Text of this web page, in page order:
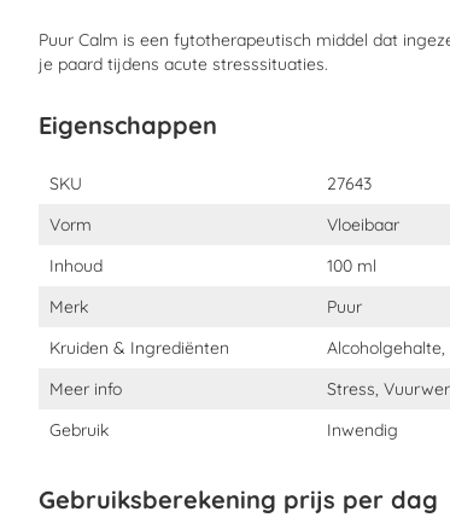
Bezoek van of aan de dierenarts
Angst en stress bij trailer laden
Verhuizing of verandering groepssamenstelling
Verder raden we dit product aan om in te zetten in
tijdens de jaarwisseling.
Hoe moet ik Puur toedienen?
Dosering:
Tenzij arts of therapeut anders voorschrijft, twee
Hond 10 – 15 druppels
Puur Calm is een fytotherapeutisch middel dat
je paard tijdens acute stresssituaties.
Eigenschappen
Eigenschappen
SKU
27643
Vorm
Vloeibaar
Inhoud
100 ml
Merk
Puur
Kruiden & Ingrediënten
Alcoholgehalte,
Meer info
Stress,
Gebruik
Inwendig
Gebruiksberekening prijs per dag